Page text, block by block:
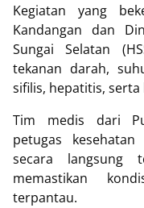
Kegiatan yang
Kandangan dan
Sungai Selatan
tekanan darah,
sifilis, hepatitis,
Tim medis dari
petugas
secara langsung
memastikan
terpantau.